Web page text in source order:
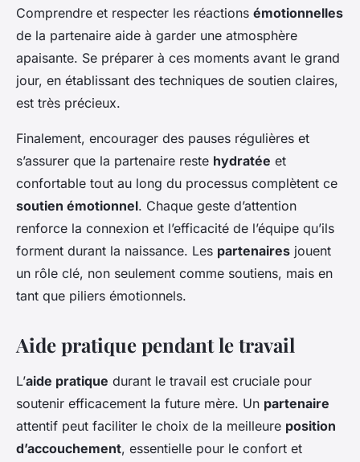
Comprendre et respecter les réactions émotionnelles
de la partenaire aide à garder une atmosphère
apaisante. Se préparer à ces moments avant le grand
jour, en établissant des techniques de soutien claires,
est très précieux.
Finalement, encourager des pauses régulières et
s’assurer que la partenaire reste hydratée et
confortable tout au long du processus complètent ce
soutien émotionnel. Chaque geste d’attention
renforce la connexion et l’efficacité de l’équipe qu’ils
forment durant la naissance. Les partenaires jouent
un rôle clé, non seulement comme soutiens, mais en
tant que piliers émotionnels.
Aide pratique pendant le travail
L’aide pratique durant le travail est cruciale pour
soutenir efficacement la future mère. Un partenaire
attentif peut faciliter le choix de la meilleure position
d’accouchement, essentielle pour le confort et